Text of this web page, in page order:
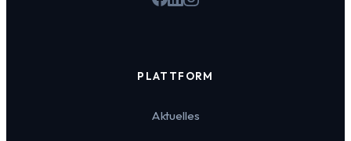
PLATTFORM
Aktuelles